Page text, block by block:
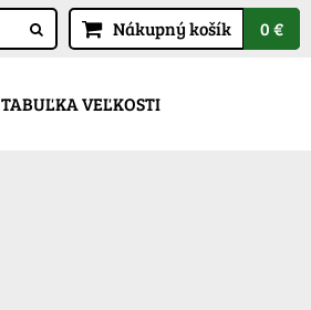
Nákupný košík 0 €
TABUĽKA VEĽKOSTI